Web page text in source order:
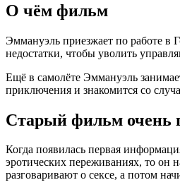
О чём фильм
Эммануэль приезжает по работе в
недостатки, чтобы уволить
Ещё в самолёте Эммануэль
приключения и знакомится со
Старый фильм очень
Когда появилась первая
эротических переживаниях, то он
разговаривают о сексе, а потом